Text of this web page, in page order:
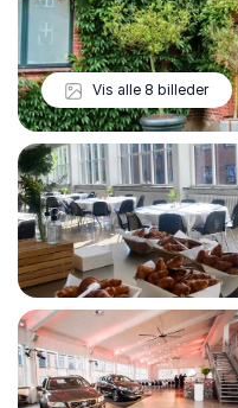
Vis alle 8 billeder